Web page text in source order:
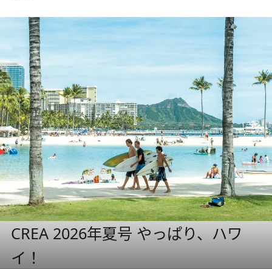
CREA 2026年夏号 やっぱり、ハワ
イ！